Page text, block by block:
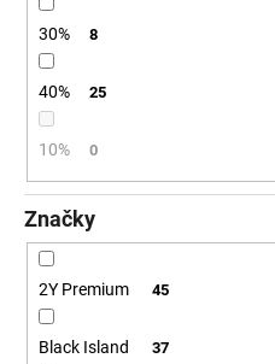
30% 8
40% 25
10% 0
Značky
2Y Premium 45
Black Island 37
m